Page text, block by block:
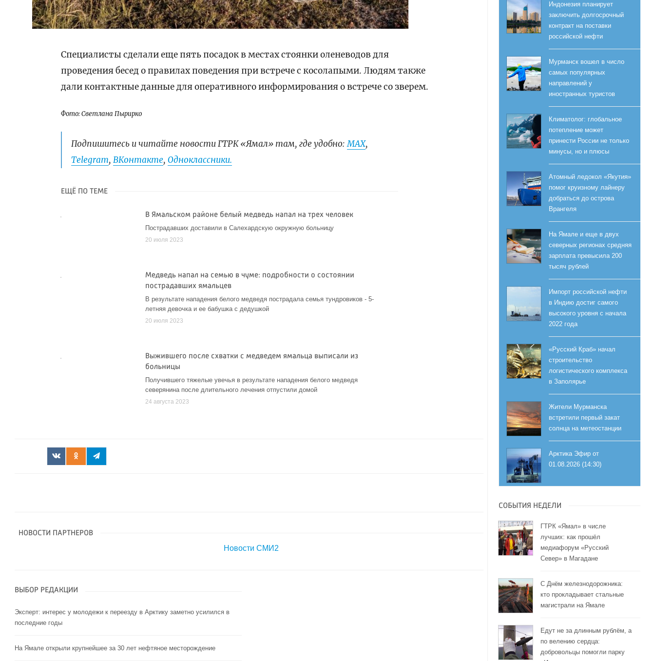
Специалисты сделали еще пять посадок в местах стоянки оленеводов для
проведения бесед о правилах поведения при встрече с косолапыми. Людям также
дали контактные данные для оперативного информирования о встрече со зверем.
Фото: Светлана Пырирко
Подпишитесь и читайте новости ГТРК «Ямал» там, где удобно:МАХ,
Telegram,ВКонтакте,Одноклассники.
ЕЩЁ ПО ТЕМЕ
В Ямальском районе белый медведь напал на трех человек
Пострадавших доставили в Салехардскую окружную больницу
20 июля 2023
Медведь напал на семью в чуме: подробности о состоянии
пострадавших ямальцев
В результате нападения белого медведя пострадала семья тундровиков - 5-
летняя девочка и ее бабушка с дедушкой
20 июля 2023
Выжившего после схватки с медведем ямальца выписали из
больницы
Получившего тяжелые увечья в результате нападения белого медведя
северянина после длительного лечения отпустили домой
24 августа 2023
НОВОСТИ ПАРТНЕРОВ
Новости СМИ2
ВЫБОР РЕДАКЦИИ
Эксперт: интерес у молодежи к переезду в Арктику заметно усилился в
последние годы
На Ямале открыли крупнейшее за 30 лет нефтяное месторождение
Индонезия планирует
заключить долгосрочный
контракт на поставки
российской нефти
Мурманск вошел в число
самых популярных
направлений у
иностранных туристов
Климатолог: глобальное
потепление может
принести России не только
минусы, но и плюсы
Атомный ледокол «Якутия»
помог круизному лайнеру
добраться до острова
Врангеля
На Ямале и еще в двух
северных регионах средняя
зарплата превысила 200
тысяч рублей
Импорт российской нефти
в Индию достиг самого
высокого уровня с начала
2022 года
«Русский Краб» начал
строительство
логистического комплекса
в Заполярье
Жители Мурманска
встретили первый закат
солнца на метеостанции
Арктика Эфир от
01.08.2026 (14:30)
СОБЫТИЯ НЕДЕЛИ
ГТРК «Ямал» в числе
лучших: как прошёл
медиафорум «Русский
Север» в Магадане
С Днём железнодорожника:
кто прокладывает стальные
магистрали на Ямале
Едут не за длинным рублём, а
по велению сердца:
добровольцы помогли парку